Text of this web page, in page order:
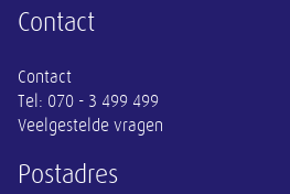
Contact
Contact
Tel: 070 - 3 499 499
Veelgestelde vragen
Postadres